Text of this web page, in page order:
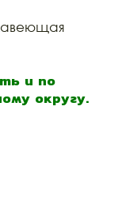
и по
округу.